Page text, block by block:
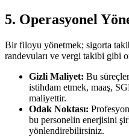
5. Operasyonel
Bir filoyu yönetmek; sigorta
randevuları ve vergi takibi gibi
Gizli Maliyet: Bu
istihdam etmek, maaş,
maliyettir.
Odak Noktası:
bu personelin enerjisini
yönlendirebilirsiniz.